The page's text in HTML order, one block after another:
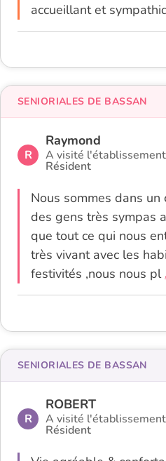
accueillant et
R
Raymond
A visité
Résident
Nous sommes dans
des gens très sympas
que tout ce qui nous
très vivant avec les
festivités ,nous nous pl
SENIORIALES DE BASSAN
R
ROBERT
A visité
Résident
SENIORIALES DE BASSAN